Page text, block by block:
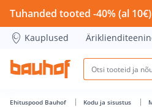
KONTINENTAALVOODI LAARA
Tuhanded tooted -40% (al 10€)
Kauplused
Ehituspood Bauhof Kodu ja sisustus